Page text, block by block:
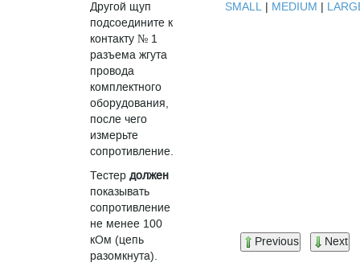
Другой щуп
подсоедините к
контакту № 1
разъема жгута
провода
комплектного
оборудования,
после чего
измерьте
сопротивление.
Тестердолжен
показывать
сопротивление
не менее 100
кОм (цепь
разомкнута).
SMALL | MEDIUM |
Previous Next